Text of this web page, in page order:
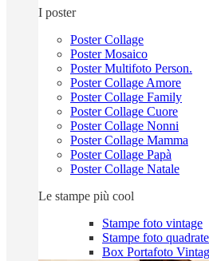
I poster
Poster Collage
Poster Mosaico
Poster Multifoto Person.
Poster Collage Amore
Poster Collage Family
Poster Collage Cuore
Poster Collage Nonni
Poster Collage Mamma
Poster Collage Papà
Poster Collage Natale
Le stampe più cool
Stampe foto vintage
Stampe foto quadrate
Box Portafoto